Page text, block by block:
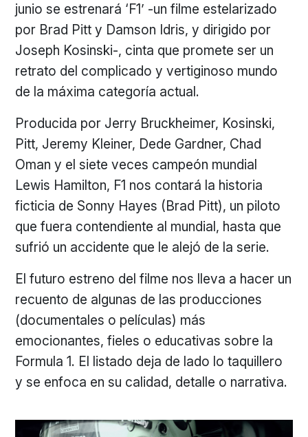
junio se estrenará ‘F1’ -un filme estelarizado
por Brad Pitt y Damson Idris, y dirigido por
Joseph Kosinski-, cinta que promete ser un
retrato del complicado y vertiginoso mundo
de la máxima categoría actual.
Producida por Jerry Bruckheimer, Kosinski,
Pitt, Jeremy Kleiner, Dede Gardner, Chad
Oman y el siete veces campeón mundial
Lewis Hamilton, F1 nos contará la historia
ficticia de Sonny Hayes (Brad Pitt), un piloto
que fuera contendiente al mundial, hasta que
sufrió un accidente que le alejó de la serie.
El futuro estreno del filme nos lleva a hacer un
recuento de algunas de las producciones
(documentales o películas) más
emocionantes, fieles o educativas sobre la
Formula 1. El listado deja de lado lo taquillero
y se enfoca en su calidad, detalle o narrativa.